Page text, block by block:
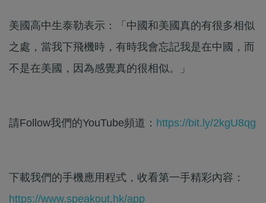
美國高中生泰勒表示：「中國和美國真的有很多相似
之處，當我下飛機時，有時我會忘記我是在中國，而
不是在美國，因為感覺真的很相似。」
請Follow我們的YouTube頻道： https://bit.ly/2kgU8qg
下載我們的手機應用程式，收看第一手精彩內容：
https://www.speakout.hk/app